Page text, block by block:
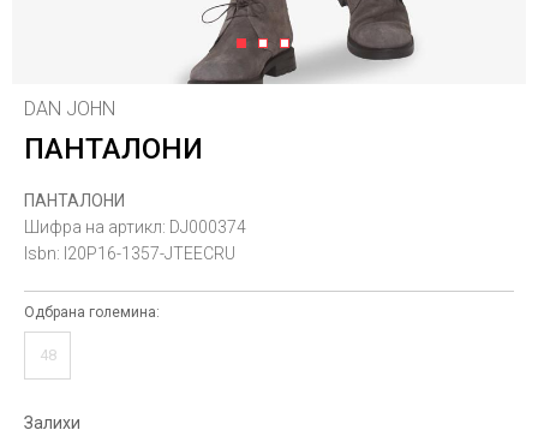
1 2 3
DAN JOHN
ПАНТАЛОНИ
ПАНТАЛОНИ
Шифра на артикл: DJ000374
Isbn: I20P16-1357-JTEECRU
Одбрана големина:
48
Залихи